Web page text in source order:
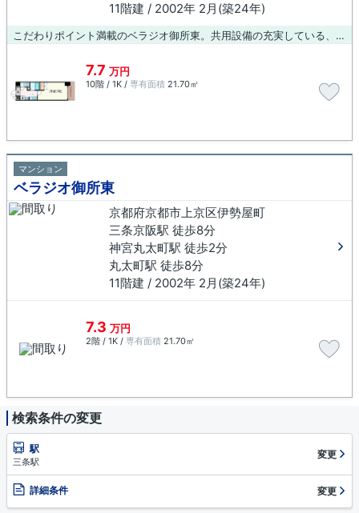
11階建 / 2002年 2月(築24年)
こだわりポイント満載のベラジオ御所東。共用設備の充実している、楽しく生活できるマンションです。好評の駅近物件となっており、駅より徒歩8分に立地しています。当社では三条京阪駅近くの物件をご紹介可能です。info@arch-koba.comより創業元治元年 小林工務店までお問い合わせください。京都市上京区エリアで賃貸情報をお探しになるなら、ぜひ当社にお任せ下さい。快適な暮らしができるよう、しっかりとサポート致しますのでお気軽にご連絡下さい。
7.7 万円
10階 / 1K / 専有面積 21.70㎡
マンション
ベラジオ御所東
京都府京都市上京区伊勢屋町
三条京阪駅 徒歩8分
神宮丸太町駅 徒歩2分
丸太町駅 徒歩8分
11階建 / 2002年 2月(築24年)
7.3 万円
2階 / 1K / 専有面積 21.70㎡
検索条件の変更
駅
三条駅
変更
詳細条件 変更